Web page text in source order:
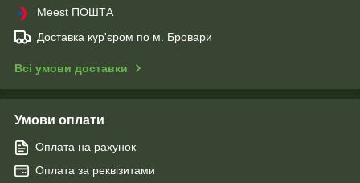
Meest ПОШТА
Доставка кур'єром по м. Бровари
Всі умови доставки
Умови оплати
Оплата на рахунок
Оплата за реквізитами